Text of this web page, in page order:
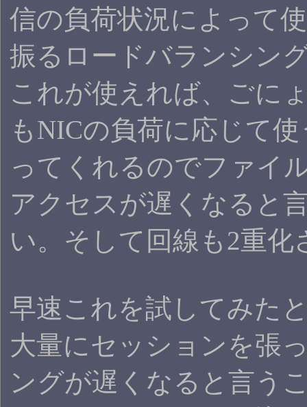
信の負荷状況によって
振るロードバランシン
これが使えれば、ごに
もNICの負荷に応じて
ってくれるのでファイ
アクセスが遅くなると
い。そして回線も2重化
早速これを試してみた
大量にセッションを張
ングが遅くなると言う